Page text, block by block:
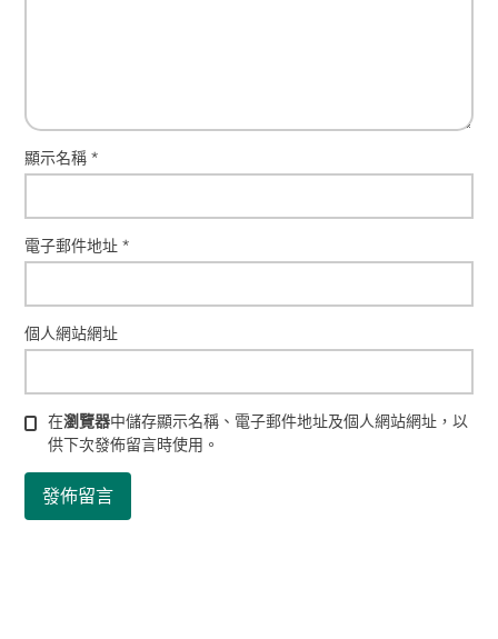
顯示名稱*
電子郵件地址*
個人網站網址
在瀏覽器中儲存顯示名稱、電子郵件地址及個人網站網址，以
供下次發佈留言時使用。